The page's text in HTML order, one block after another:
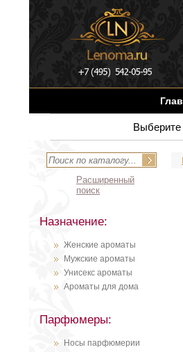
Выберите
Расширенный
поиск
Назначение:
Женские ароматы
Мужские ароматы
Унисекс ароматы
Ароматы для дома
Парфюмеры:
Носы парфюмерии